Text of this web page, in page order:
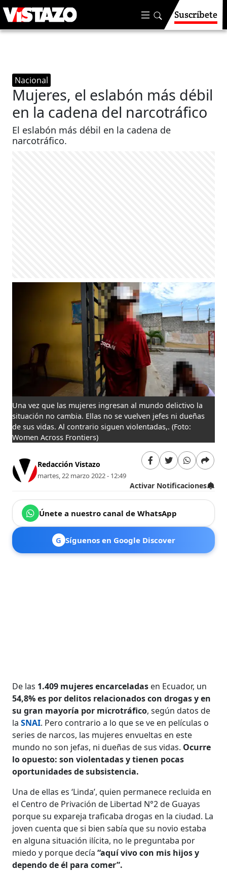
Suscríbete
Nacional
Mujeres, el eslabón más débil
en la cadena del narcotráfico
El eslabón más débil en la cadena de
narcotráfico.
Una vez que las mujeres ingresan al mundo delictivo la
situación no cambia. Ellas no se vuelven jefes ni dueñas
de sus vidas. Al contrario siguen violentadas,. (Foto:
Women Across Frontiers)
Redacción Vistazo
martes, 22 marzo 2022 - 12:49
Activar Notificaciones
Únete a nuestro canal de WhatsApp
G Síguenos en Google Discover
De las 1.409 mujeres encarceladas en Ecuador, un
54,8% es por delitos relacionados con drogas y en
su gran mayoría por microtráfico, según datos de
laSNAI. Pero contrario a lo que se ve en películas o
series de narcos, las mujeres envueltas en este
mundo no son jefas, ni dueñas de sus vidas. Ocurre
lo opuesto: son violentadas y tienen pocas
oportunidades de subsistencia.
Una de ellas es ‘Linda’, quien permanece recluida en
el Centro de Privación de Libertad N°2 de Guayas
porque su expareja traficaba drogas en la ciudad. La
joven cuenta que si bien sabía que su novio estaba
en alguna situación ilícita, no le preguntaba por
miedo y porque decía“aquí vivo con mis hijos y
dependo de él para comer”.